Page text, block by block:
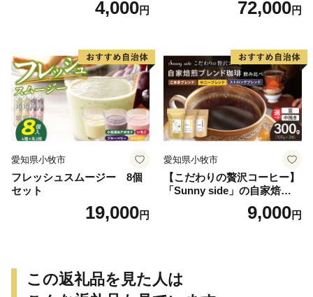
4,000円 72,000円
愛知県小牧市
フレッシュスムージー 8個
セット
19,000円
愛知県小牧市
【こだわりの贅沢コーヒー】
「Sunny side」の自家焙煎珈
琲ブレンド珈琲飲み比べセッ
9,000円
この返礼品を見た人は